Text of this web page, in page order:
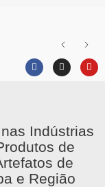
Indústrias
de
de
e Região